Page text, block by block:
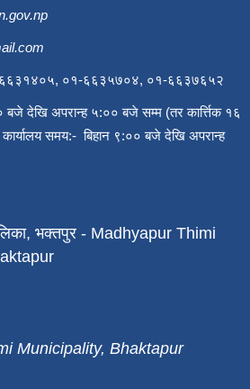
०१-६६३५७०४, ०१-६६३७६५२
बजे देखि अपरान्ह ५:०० बजे सम्म (तर कार्त्तिक १६
समय:- बिहान ९:०० बजे देखि अपरान्ह
भक्तपुर - Madhyapur Thimi
Municipality, Bhaktapur